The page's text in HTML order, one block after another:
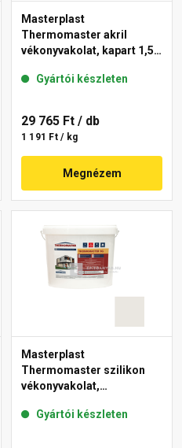
Masterplast
Thermomaster akril
vékonyvakolat, kapart 1,5
Gyártói készleten
29 765 Ft / db
1 191 Ft / kg
Megnézem
Masterplast
Thermomaster szilikon
vékonyvakolat,
45-F 25 kg
Gyártói készleten